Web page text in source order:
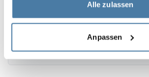
Alle zulassen
Anpassen